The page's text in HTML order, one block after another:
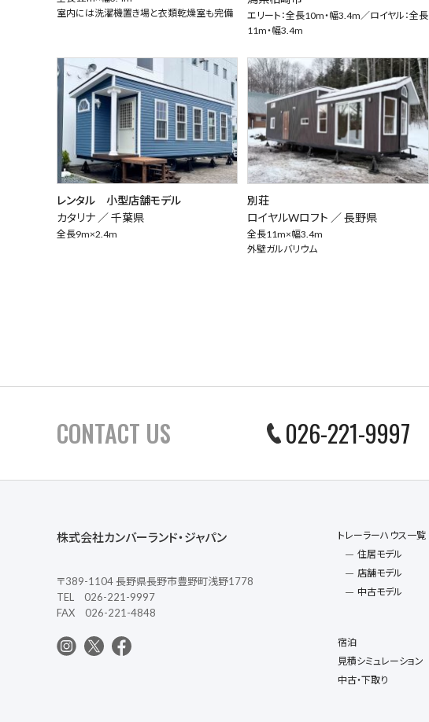
室内には洗濯機置き場と衣類乾燥室も完備
エリート：全長10m・幅3.4m／ロイヤル：全長
11m・幅3.4m
レンタル 小型店舗モデル
カタリナ ／千葉県
全長9m×2.4m
別荘
ロイヤルWロフト ／長野県
全長11m×幅3.4m
外壁ガルバリウム
CONTACT US 026-221-9997
株式会社カンバーランド・ジャパン
〒389-1104 長野県長野市豊野町浅野1778
TEL 026-221-9997
FAX 026-221-4848
トレーラーハウス一覧
住居モデル
店舗モデル
中古モデル
宿泊
見積シミュレーション
中古・下取り